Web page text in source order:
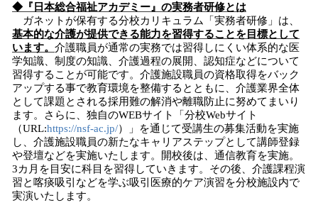
◆『日本総合福祉アカデミー』の実務者研修とは
ガネットが保有する分校カリキュラム「実務者研修」は、
基本的な介護が提供できる能力を習得することを目標として
います。 介護職員が通常の実務では習得しにくい体系的な医
学知識、制度の知識、介護過程の展開、認知症などについて
習得することが可能です。介護施設職員の資格取得をバック
アップする事で教育環境を整備するとともに、介護業界全体
として課題とされる採用難の解消や離職防止に努めてまいり
ます。さらに、独自のWEBサイト「分校Webサイト
（URL:https://nsf-ac.jp/）」を通じて受講生の募集活動を実施
し、介護施設職員の新たなキャリアステップとして講師登録
や登壇などを実施いたします。開校後は、通信教育を実施。
3カ月を目安に科目を習得していきます。その後、介護課程演
習と喀痰吸引などを学ぶ吸引医療的ケア演習を分校施設内で
実演いたします。